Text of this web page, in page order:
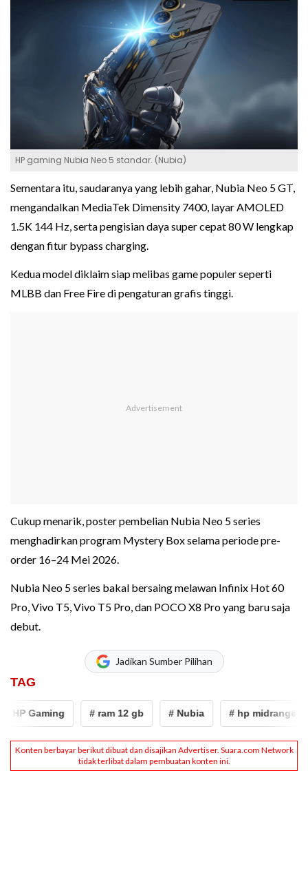
HP gaming Nubia Neo 5 standar. (Nubia)
Sementara itu, saudaranya yang lebih gahar, Nubia Neo 5 GT,
mengandalkan MediaTek Dimensity 7400, layar AMOLED
1.5K 144 Hz, serta pengisian daya super cepat 80 W lengkap
dengan fitur bypass charging.
Kedua model diklaim siap melibas game populer seperti
MLBB dan Free Fire di pengaturan grafis tinggi.
Cukup menarik, poster pembelian Nubia Neo 5 series
menghadirkan program Mystery Box selama periode pre-
order 16–24 Mei 2026.
Nubia Neo 5 series bakal bersaing melawan Infinix Hot 60
Pro, Vivo T5, Vivo T5 Pro, dan POCO X8 Pro yang baru saja
debut.
Jadikan Sumber Pilihan
TAG
Gaming # ram 12 gb # Nubia # hp midrange